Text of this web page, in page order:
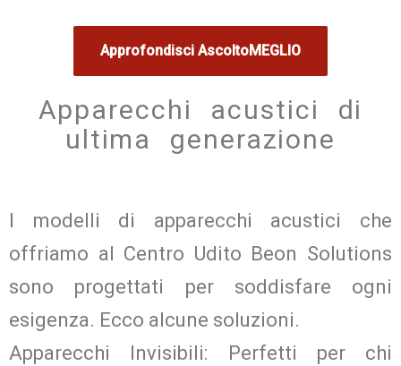
Approfondisci AscoltoMEGLIO
Apparecchi acustici di
ultima generazione
I modelli di apparecchi acustici che
offriamo al Centro Udito Beon Solutions
sono progettati per soddisfare ogni
esigenza. Ecco alcune soluzioni.
Apparecchi Invisibili: Perfetti per chi